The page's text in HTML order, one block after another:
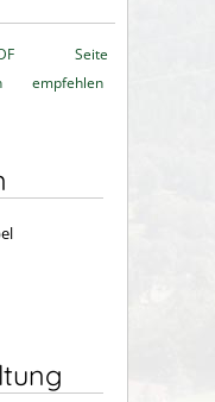
Seite
empfehlen